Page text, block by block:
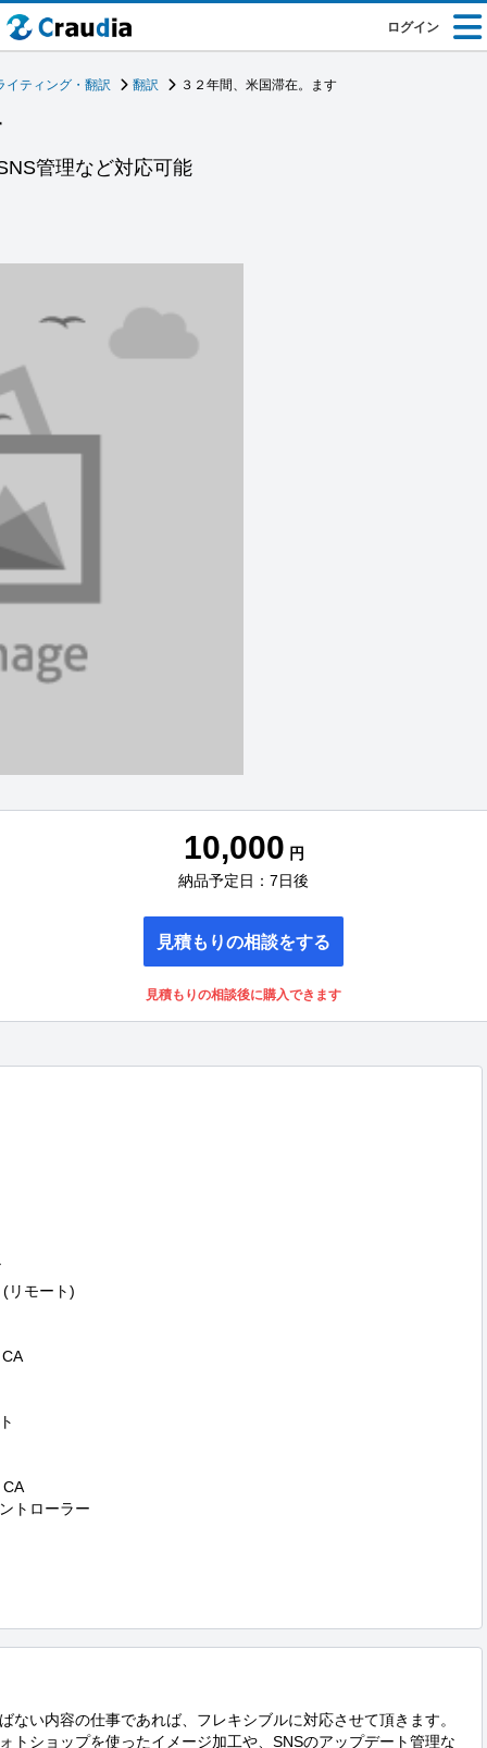
ログイン
イティング・翻訳 翻訳 ３２年間、米国滞在。ます
管理など対応可能
10,000 円
納品予定日：7日後
見積もりの相談をする
見積もりの相談後に購入できます
リモート)
CA
トローラー
ない内容の仕事であれば、フレキシブルに対応させて頂きます。
トショップを使ったイメージ加工や、SNSのアップデート管理な